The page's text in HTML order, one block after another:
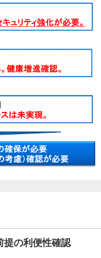
提の利便性確認